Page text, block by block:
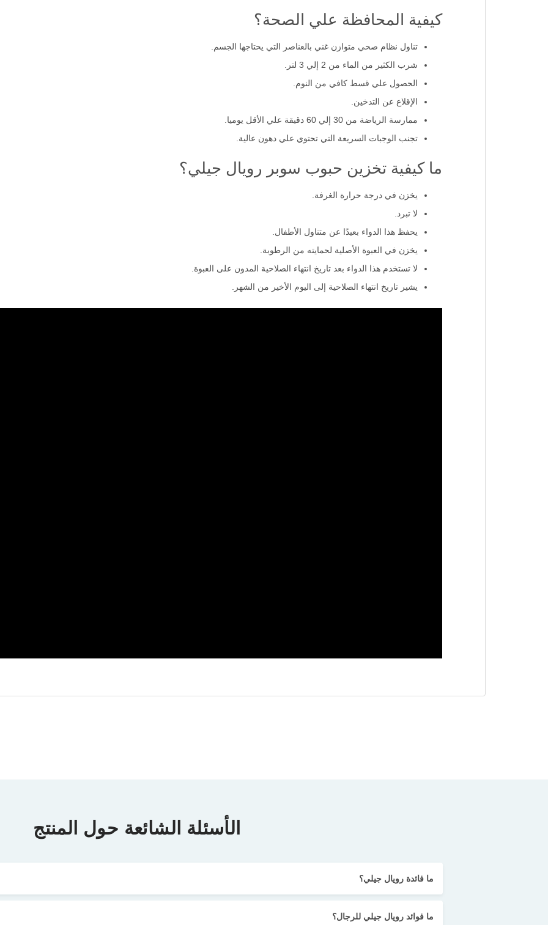
كيفية المحافظة علي الصحة؟
تناول نظام صحي متوازن غني بالعناصر التي يحتاجها الجسم.
شرب الكثير من الماء من 2 إلي 3 لتر.
الحصول علي قسط كافي من النوم.
الإقلاع عن التدخين.
ممارسة الرياضة من 30 إلي 60 دقيقة علي الأقل يوميا.
تجنب الوجبات السريعة التي تحتوي علي دهون عالية.
ما كيفية تخزين حبوب سوبر رويال جيلي؟
يخزن في درجة حرارة الغرفة.
لا تبرد.
يحفظ هذا الدواء بعيدًا عن متناول الأطفال.
يخزن في العبوة الأصلية لحمايته من الرطوبة.
لا تستخدم هذا الدواء بعد تاريخ انتهاء الصلاحية المدون على العبوة.
يشير تاريخ انتهاء الصلاحية إلى اليوم الأخير من الشهر.
الأسئلة الشائعة حول المنتج
ما فائدة رويال جيلي؟
ما فوائد رويال جيلي للرجال؟